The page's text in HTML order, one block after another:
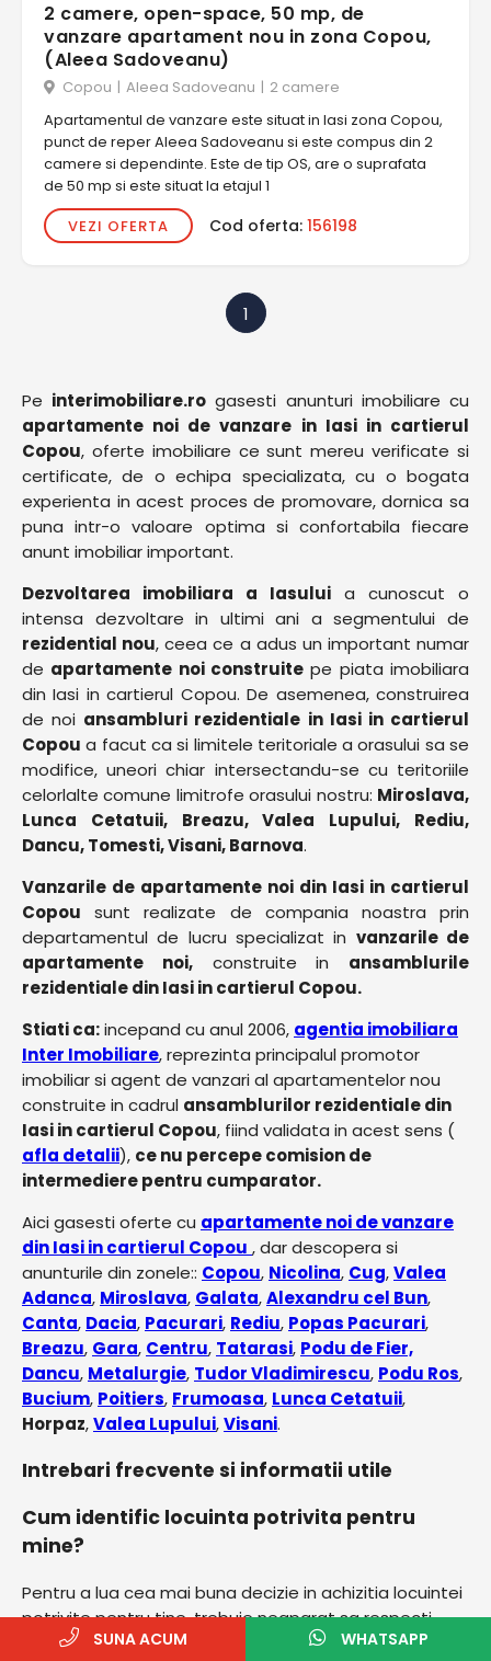
2 camere, open-space, 50 mp, de
vanzare apartament nou in zona Copou,
(Aleea Sadoveanu)
Copou | Aleea Sadoveanu | 2 camere
Apartamentul de vanzare este situat in Iasi zona Copou,
punct de reper Aleea Sadoveanu si este compus din 2
camere si dependinte. Este de tip OS, are o suprafata
de 50 mp si este situat la etajul 1
VEZI OFERTA
Cod oferta: 156198
1
Pe interimobiliare.ro gasesti anunturi imobiliare cu
apartamente noi de vanzare in Iasi in cartierul
Copou, oferte imobiliare ce sunt mereu verificate si
certificate, de o echipa specializata, cu o bogata
experienta in acest proces de promovare, dornica sa
puna intr-o valoare optima si confortabila fiecare
anunt imobiliar important.
Dezvoltarea imobiliara a Iasului a cunoscut o
intensa dezvoltare in ultimi ani a segmentului de
rezidential nou, ceea ce a adus un important numar
de apartamente noi construite pe piata imobiliara
din Iasi in cartierul Copou. De asemenea, construirea
de noi ansambluri rezidentiale in Iasi in cartierul
Copou a facut ca si limitele teritoriale a orasului sa se
modifice, uneori chiar intersectandu-se cu teritoriile
celorlalte comune limitrofe orasului nostru: Miroslava,
Lunca Cetatuii, Breazu, Valea Lupului, Rediu,
Dancu, Tomesti, Visani, Barnova.
Vanzarile de apartamente noi din Iasi in cartierul
Copou sunt realizate de compania noastra prin
departamentul de lucru specializat in vanzarile de
apartamente noi,construite in ansamblurile
rezidentiale din Iasi in cartierul Copou.
Stiati ca:incepand cu anul 2006, agentia imobiliara
Inter Imobiliare, reprezinta principalul promotor
imobiliar si agent de vanzari al apartamentelor nou
construite in cadrul ansamblurilor rezidentiale din
Iasi in cartierul Copou, fiind validata in acest sens (
afla detalii), ce nu percepe comision de
intermediere pentru cumparator.
Aici gasesti oferte cu apartamente noi de vanzare
din Iasi in cartierul Copou , dar descopera si
anunturile din zonele:: Copou, Nicolina, Cug,Valea
Adanca, Miroslava, Galata,Alexandru cel Bun,
Canta, Dacia, Pacurari, Rediu, Popas Pacurari,
Breazu, Gara, Centru, Tatarasi, Podu de Fier,
Dancu, Metalurgie, Tudor Vladimirescu, Podu Ros,
Bucium, Poitiers, Frumoasa, Lunca Cetatuii,
Horpaz,Valea Lupului,Visani.
Intrebari frecvente si informatii utile
Cum identific locuinta potrivita pentru
mine?
Pentru a lua cea mai buna decizie in achizitia locuintei
potrivite pentru tine, trebuie neaparat sa respecti
cativa pasi importanti, care te vor ajuta in cautarea ta
SUNA ACUM WHATSAPP